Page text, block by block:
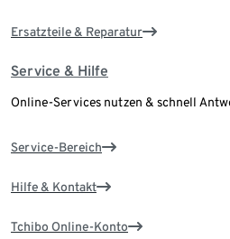
Ersatzteile & Reparatur
Service & Hilfe
Online-Services nutzen & schnell
Service-Bereich
Hilfe & Kontakt
Tchibo Online-Konto